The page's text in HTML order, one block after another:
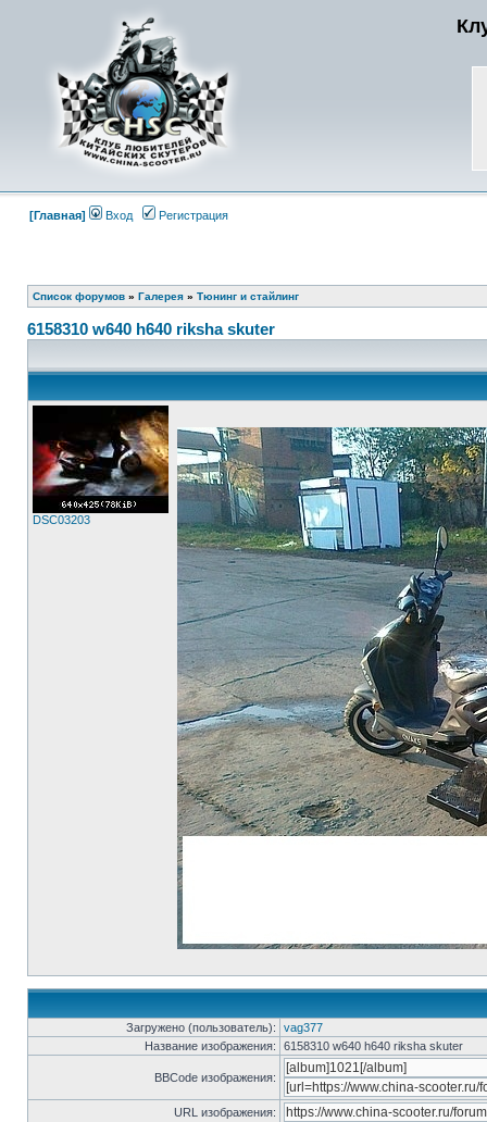
[Главная] Вход Регистрация
Список форумов » Галерея » Тюнинг и стайлинг
6158310 w640 h640 riksha skuter
DSC03203
Загружено (пользователь):
vag377
Название изображения:
6158310 w640 h640 riksha skuter
BBCode изображения:
URL изображения: